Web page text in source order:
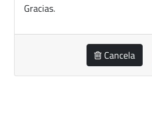
Gracias.
Cancela